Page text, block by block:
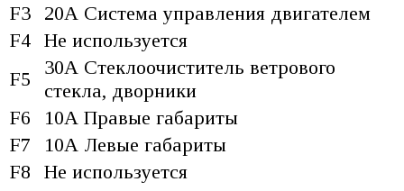
F3
20А Система управления двигателем
F4 Не используется
F5
30А Стеклоочиститель ветрового
стекла, дворники
F6
10А Правые габариты
F7
10А Левые габариты
F8
Не используется